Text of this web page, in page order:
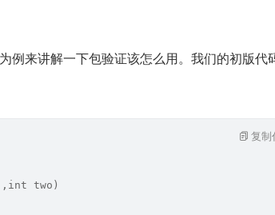
例来讲解一下包验证该怎么用。我们的初版代
two)
复制